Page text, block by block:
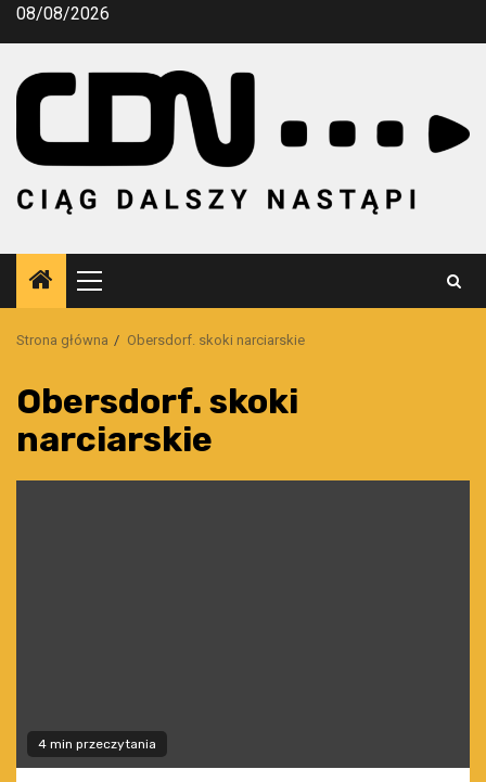
Przejdź
08/08/2026
Menu
główne
Strona główna Obersdorf. skoki narciarskie
Obersdorf. skoki
narciarskie
4 min przeczytania